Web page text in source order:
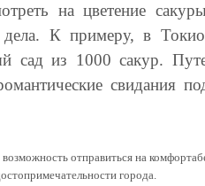
на цветение
К примеру, в
сад из 1000 сакур.
свидания
отправиться на
города.